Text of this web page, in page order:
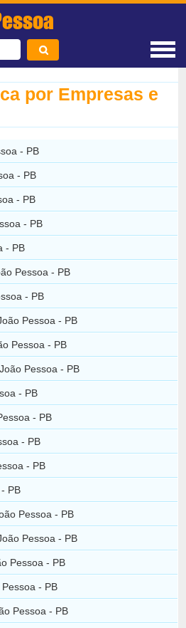
por Empresas e
- PB
- PB
- PB
- PB
- PB
Pessoa - PB
- PB
Pessoa - PB
Pessoa - PB
Pessoa - PB
- PB
- PB
- PB
- PB
PB
Pessoa - PB
Pessoa - PB
Pessoa - PB
- PB
Pessoa - PB